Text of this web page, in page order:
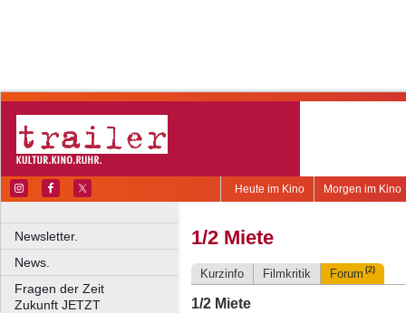
Morgen im Kino
Heute im Kino
Newsletter.
News.
Fragen der Zeit
Zukunft JETZT
1/2 Miete
Kurzinfo Filmkritik Forum (2)
1/2 Miete